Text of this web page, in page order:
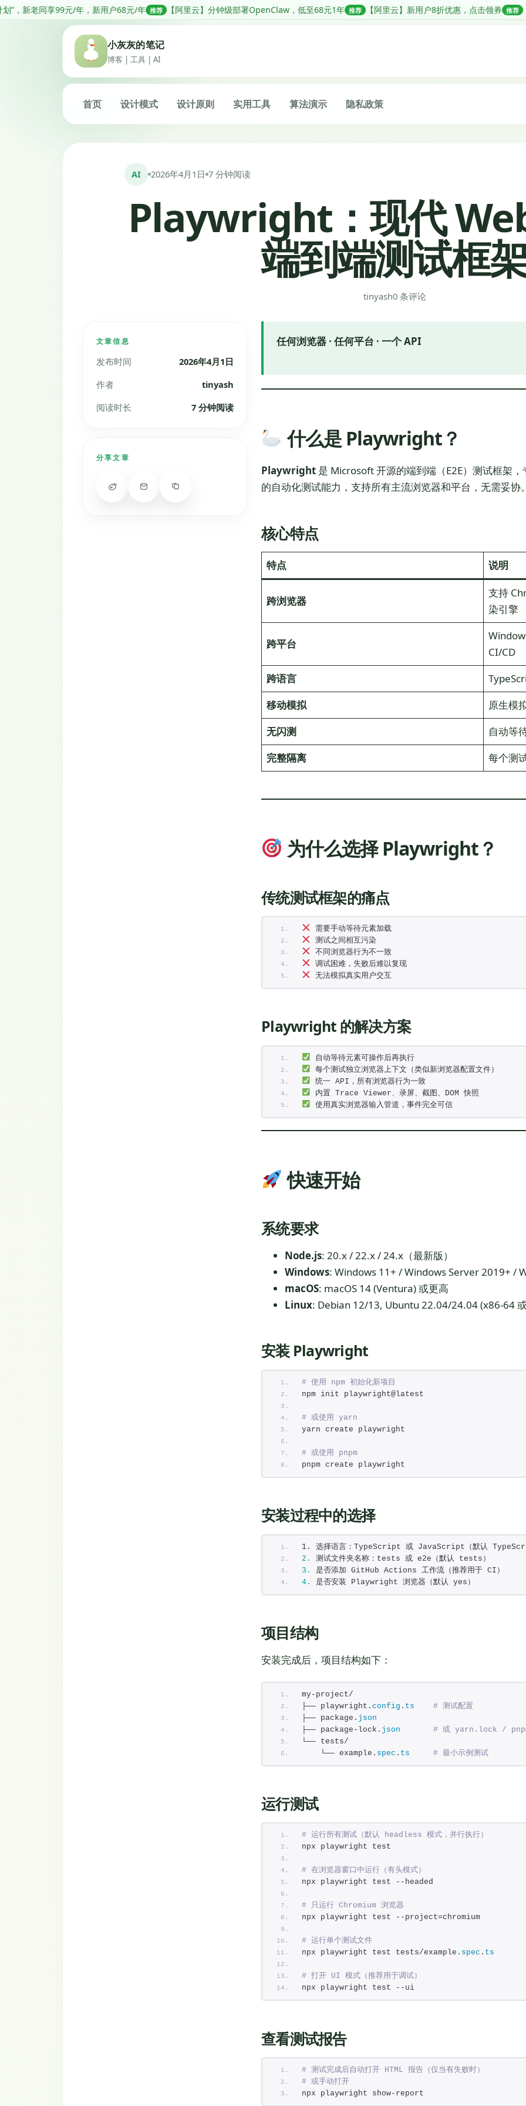
跳
转
，新用户68元/年 推荐 【阿里云】分钟级部署OpenClaw，低至68元1年 推荐 【阿里云】新用户8折优惠，点击领券 推荐 【阿里云】一站式轻
小灰灰的笔记
博客 | 工具 | AI
首页 设计模式 设计原则 实用工具 算法演示 隐私政策
AI 2026年4月1日 7 分钟阅读
Playwright：现代
端到端测试框
tinyash0 条评论
文章信息
发布时间
2026年4月1日
作者
tinyash
阅读时长
7 分钟阅读
分享文章
任何浏览器 · 任何平台 · 一个 API
什么是 Playwright？
Playwright 是 Microsoft 开源的端到端（E2E）测试框架
的自动化测试能力，支持所有主流浏览器和平台，无需妥协
核心特点
特点 说明
跨浏览器
支持
染引擎
跨平台
CI/CD
跨语言
移动模拟
原生模
无闪测
自动等
完整隔离
每个测
为什么选择 Playwright？
传统测试框架的痛点
需要手动等待元素加载
测试之间相互污染
不同浏览器行为不一致
调试困难，失败后难以复现
无法模拟真实用户交互
Playwright 的解决方案
自动等待元素可操作后再执行
每个测试独立浏览器上下文（类似新浏览器配置文件）
统一 API，所有浏览器行为一致
内置 Trace Viewer、录屏、截图、DOM 快照
使用真实浏览器输入管道，事件完全可信
快速开始
系统要求
Node.js: 20.x / 22.x / 24.x（最新版）
Windows: Windows 11+ / Windows Server 2019+ /
macOS: macOS 14 (Ventura) 或更高
Linux: Debian 12/13, Ubuntu 22.04/24.04 (x86-64
安装 Playwright
# 使用 npm 初始化新项目
npm init playwright@latest
# 或使用 yarn
yarn create playwright
# 或使用 pnpm
pnpm create playwright
安装过程中的选择
1. 选择语言：TypeScript 或 JavaScript（默认
2.
测试文件夹名称：tests 或 e2e（默认 tests）
3.
是否添加 GitHub Actions 工作流（推荐用于 CI）
4.
是否安装 Playwright 浏览器（默认 yes）
项目结构
安装完成后，项目结构如下：
my-project/
├── playwright. config . ts
# 测试配置
├── package. json
├── package-lock. json
# 或 yarn.lock /
└── tests/
    └── example.
spec . ts # 最小示例测试
运行测试
# 运行所有测试（默认 headless 模式，并行执行）
npx playwright test
# 在浏览器窗口中运行（有头模式）
npx playwright test --headed
# 只运行 Chromium 浏览器
npx playwright test --project=chromium
# 运行单个测试文件
npx playwright test tests/example. spec . ts
# 打开 UI 模式（推荐用于调试）
npx playwright test --ui
查看测试报告
# 测试完成后自动打开 HTML 报告（仅当有失败时）
# 或手动打开
npx playwright show-report